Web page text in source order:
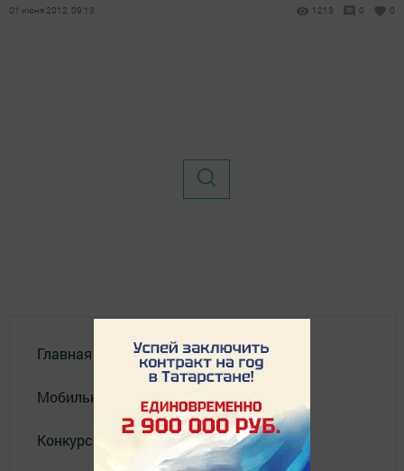
01 июня 2012, 09:13 1213 0 0
Главная
Мобильный репортер
Конкурсы